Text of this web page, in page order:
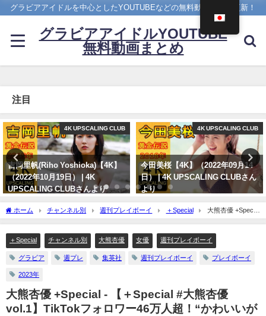
グラビアアイドルを中心としたYOUTUBEなどの無料動画を日々更新！
グラビアアイドルYOUTUBE
無料動画まとめ
注目
4K UPSCALING CLUB
今田美桜【4K】（2022年09月14
日） | 4K UPSCALING CLUBさん
より
アイドルニッポン
久松郁実 いくみんのスポコス“I
LOVE SPORTS！” （2018年03月
14日） | アイドルニッポン公式
YouTubeチャンネルさんより
ホーム チャンネル別 週刊プレイボーイ ＋Special
大熊杏優 +Special
- 【＋Special #大熊杏優 vol.1】TikTokフォロワー46万人超！“かわいいが止まらな
（2023年01月31日） | 週プレChannel【集英社 週刊プレイボーイ公式】さんより
＋Special チャンネル別 大熊杏優 女優 週刊プレイボーイ
グラビア 週プレ 集英社 週刊プレイボーイ プレイボーイ
2023年
大熊杏優 +Special - 【＋Special #大熊杏優
vol.1】TikTokフォロワー46万人超！“かわいいが